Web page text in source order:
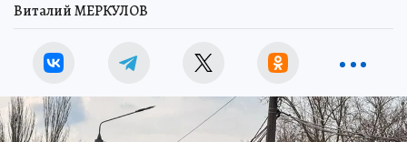
Виталий МЕРКУЛОВ